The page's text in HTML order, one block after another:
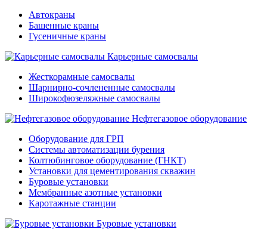
Автокраны
Башенные краны
Гусеничные краны
Карьерные самосвалы
Жесткорамные самосвалы
Шарнирно-сочлененные самосвалы
Широкофюзеляжные самосвалы
Нефтегазовое оборудование
Оборудование для ГРП
Системы автоматизации бурения
Колтюбинговое оборудование (ГНКТ)
Установки для цементирования скважин
Буровые установки
Мембранные азотные установки
Каротажные станции
Буровые установки